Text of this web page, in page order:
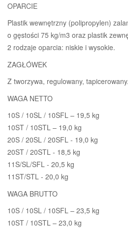
OPARCIE
Plastik wewnętrzny (polipropylen)
o gęstości 75 kg/m3 oraz plastik
2 rodzaje oparcia: niskie i wysokie.
ZAGŁÓWEK
Z tworzywa, regulowany, tapicerowany.
WAGA NETTO
10S / 10SL / 10SFL – 19,5 kg
10ST / 10STL – 19,0 kg
20S / 20SL / 20SFL - 19,0 kg
20ST / 20STL - 18,5 kg
11S/SL/SFL - 20,5 kg
11ST/STL - 20,0 kg
WAGA BRUTTO
10S / 10SL / 10SFL – 23,5 kg
10ST / 10STL – 23,0 kg